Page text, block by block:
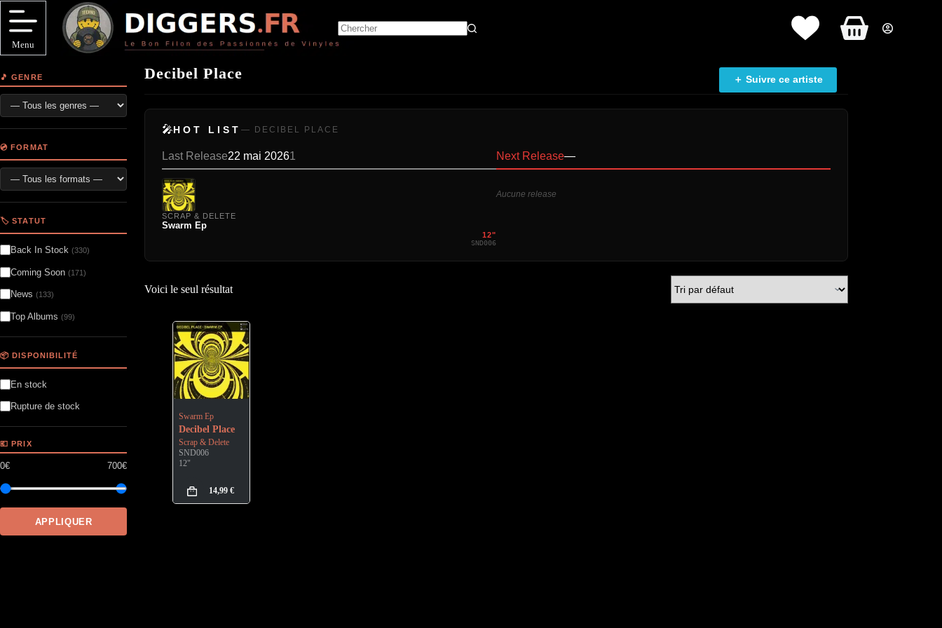
Passer
au
contenu
Menu
Panier
Decibel Place ＋ Suivre ce artiste
🎤HOT LIST — DECIBEL PLACE
Last Release22 mai 20261
SCRAP & DELETE
Swarm Ep
12"
SND006
Next Release—
Aucune release
Voici le seul résultat
Swarm Ep
Decibel Place
Scrap & Delete
SND006
12"
14,99€
🎵 GENRE
💿 FORMAT
🏷️ STATUT
Back In Stock (330)
Coming Soon (171)
News (133)
Top Albums (99)
📦 DISPONIBILITÉ
En stock
Rupture de stock
💶 PRIX
0€ 700€
APPLIQUER